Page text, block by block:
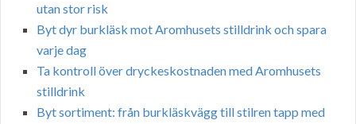
utan stor risk
Byt dyr burkläsk mot Aromhusets stilldrink och spara
varje dag
Ta kontroll över dryckeskostnaden med Aromhusets
stilldrink
Byt sortiment: från burkläskvägg till stilren tapp med